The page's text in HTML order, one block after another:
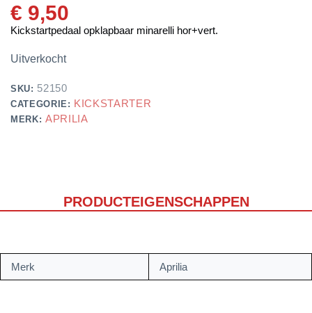
€ 9,50
Kickstartpedaal opklapbaar minarelli hor+vert.
Uitverkocht
SKU: 52150
CATEGORIE: KICKSTARTER
MERK: APRILIA
PRODUCTEIGENSCHAPPEN
Merk Aprilia